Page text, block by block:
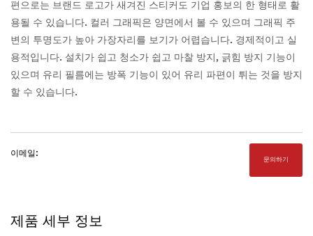
편으로는 브랜드 로고가 새겨진 스티커도 기업 홍보의 한 형태로 활
용될 수 있습니다. 컬러 그래픽은 양면에서 볼 수 있으며 그래픽 주
변의 투명도가 높아 가장자리를 보기가 어렵습니다. 경제적이고 실
용적입니다. 설치가 쉽고 청소가 쉽고 마찰 방지, 긁힘 방지 기능이
있으며 유리 필름에는 방폭 기능이 있어 유리 파편이 튀는 것을 방지
할 수 있습니다.
이메일:
문의하기
제품 세부 정보